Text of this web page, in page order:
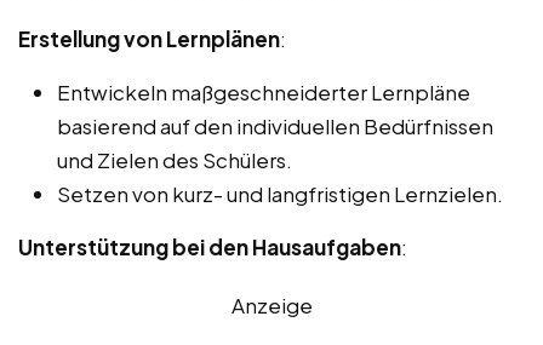
Erstellung von Lernplänen:
Entwickeln maßgeschneiderter Lernpläne
basierend auf den individuellen Bedürfnissen
und Zielen des Schülers.
Setzen von kurz- und langfristigen Lernzielen.
Unterstützung bei den Hausaufgaben:
Anzeige